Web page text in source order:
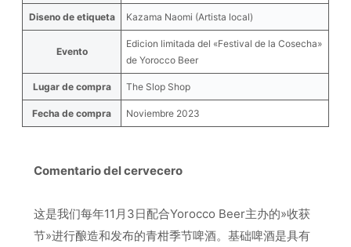
Diseno de etiqueta Kazama Naomi (Artista local)
Evento
Edicion limitada del «Festival de la Cosecha»
de Yorocco Beer
Lugar de compra The Slop Shop
Fecha de compra Noviembre 2023
Comentario del cervecero
这是我们每年11月3日配合Yorocco Beer主办的»收获
节»进行酿造和发布的青柑季节啤酒。基础啤酒是具有